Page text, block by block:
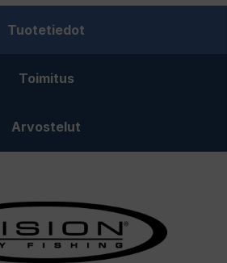
määrä
Tuotetiedot
Toimitus
Arvostelut